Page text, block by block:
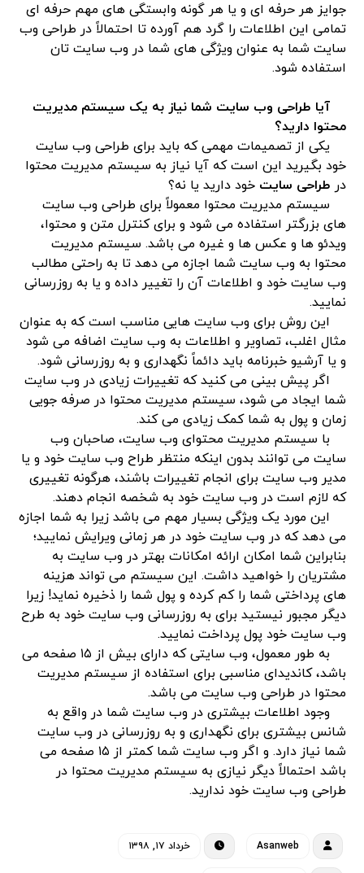
جوایز هر حرفه ای و یا هر گونه وابستگی های مهم حرفه ای
تمامی این اطلاعات را گرد هم آورده تا احتمالاً در طراحی وب
سایت شما به عنوان ویژگی های شما در وب سایت تان
استفاده شود.
آیا طراحی وب سایت شما نیاز به یک سیستم مدیریت
محتوا دارید؟
یکی از تصمیمات مهمی که باید برای طراحی وب سایت
خود بگیرید این است که آیا نیاز به سیستم مدیریت محتوا
در طراحی سایت خود دارید یا نه؟
سیستم مدیریت محتوا معمولاً برای طراحی وب سایت
های بزرگتر استفاده می شود و برای کنترل متن و محتوا،
ویدئو ها و عکس ها و غیره می باشد. سیستم مدیریت
محتوا به وب سایت شما اجازه می دهد تا به راحتی مطالب
وب سایت خود و اطلاعات آن را تغییر داده و یا به روزرسانی
نمایید.
این روش برای وب سایت هایی مناسب است که به عنوان
مثال اغلب، تصاویر و اطلاعات به وب سایت اضافه می شود
و یا آرشیو خبرنامه باید دائماً نگهداری و به روزرسانی شود.
اگر پیش بینی می کنید که تغییرات زیادی در وب سایت
شما ایجاد می شود، سیستم مدیریت محتوا در صرفه جویی
زمان و پول به شما کمک زیادی می کند.
با سیستم مدیریت محتوای وب سایت، صاحبان وب
سایت می توانند بدون اینکه منتظر طراح وب سایت خود و یا
مدیر وب سایت برای انجام تغییرات باشند، هرگونه تغییری
که لازم است در وب سایت خود به شخصه انجام دهند.
این مورد یک ویژگی بسیار مهم می باشد زیرا به شما اجازه
می دهد که در وب سایت خود در هر زمانی ویرایش نمایید؛
بنابراین شما امکان ارائه امکانات بهتر در وب سایت به
مشتریان را خواهید داشت. این سیستم می تواند هزینه
های پرداختی شما را کم کرده و پول شما را ذخیره نماید! زیرا
دیگر مجبور نیستید برای به روزرسانی وب سایت خود به طرح
وب سایت خود پول پرداخت نمایید.
به طور معمول، وب سایتی که دارای بیش از ١۵ صفحه می
باشد، کاندیدای مناسبی برای استفاده از سیستم مدیریت
محتوا در طراحی وب سایت می باشد.
وجود اطلاعات بیشتری در وب سایت شما در واقع به
شانس بیشتری برای نگهداری و به روزرسانی در وب سایت
شما نیاز دارد. و اگر وب سایت شما کمتر از ١۵ صفحه می
باشد احتمالاً دیگر نیازی به سیستم مدیریت محتوا در
طراحی وب سایت خود ندارید.
Asanweb خرداد ۱۷, ۱۳۹۸